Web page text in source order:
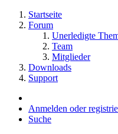
Startseite
Forum
Unerledigte
Team
Mitglieder
Downloads
Support
Anmelden oder
Suche